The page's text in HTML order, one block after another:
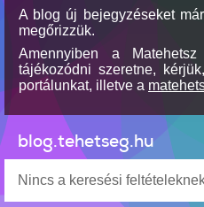
A blog új bejegyzéseket
megőrizzük.
Amennyiben a Matehetsz
tájékozódni szeretne,
portálunkat, illetve a
blog.tehetseg.hu
Nincs a keresési